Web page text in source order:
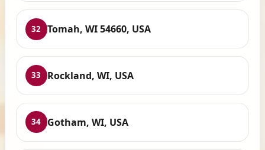
32 Tomah, WI 54660, USA
33 Rockland, WI, USA
34 Gotham, WI, USA